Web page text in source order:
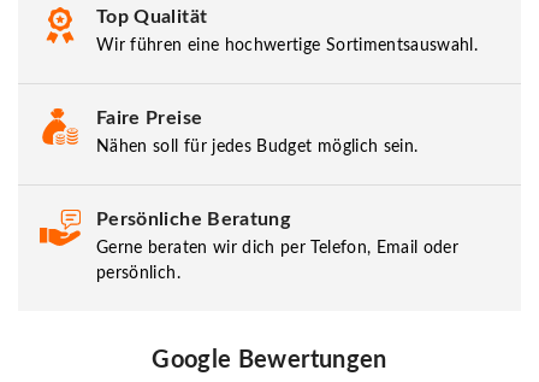
Top Qualität
Wir führen eine hochwertige Sortimentsauswahl.
Faire Preise
Nähen soll für jedes Budget möglich sein.
Persönliche Beratung
Gerne beraten wir dich per Telefon, Email oder
persönlich.
Google Bewertungen